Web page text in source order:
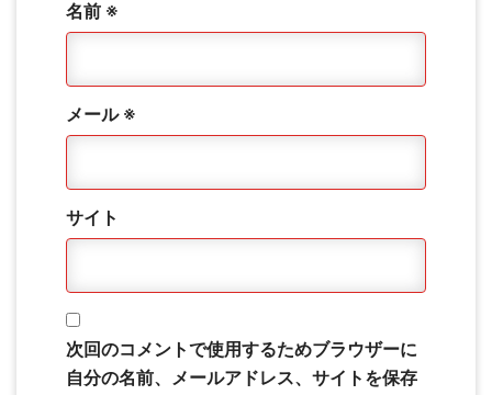
名前 ※
メール ※
サイト
次回のコメントで使用するためブラウザーに
自分の名前、メールアドレス、サイトを保存